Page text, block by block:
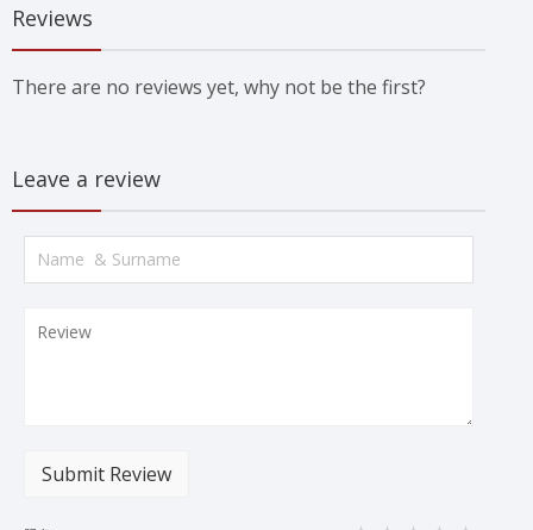
Reviews
There are no reviews yet, why not be the first?
Leave a review
Submit Review